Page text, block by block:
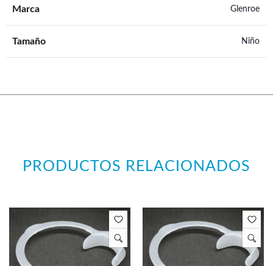
Marca Glenroe
Tamaño Niño
PRODUCTOS RELACIONADOS